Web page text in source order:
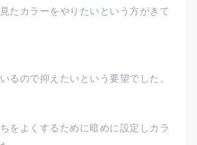
たカラーをやりたいという方がきて
るので抑えたいという要望でした。
をよくするために暗めに設定しカラ